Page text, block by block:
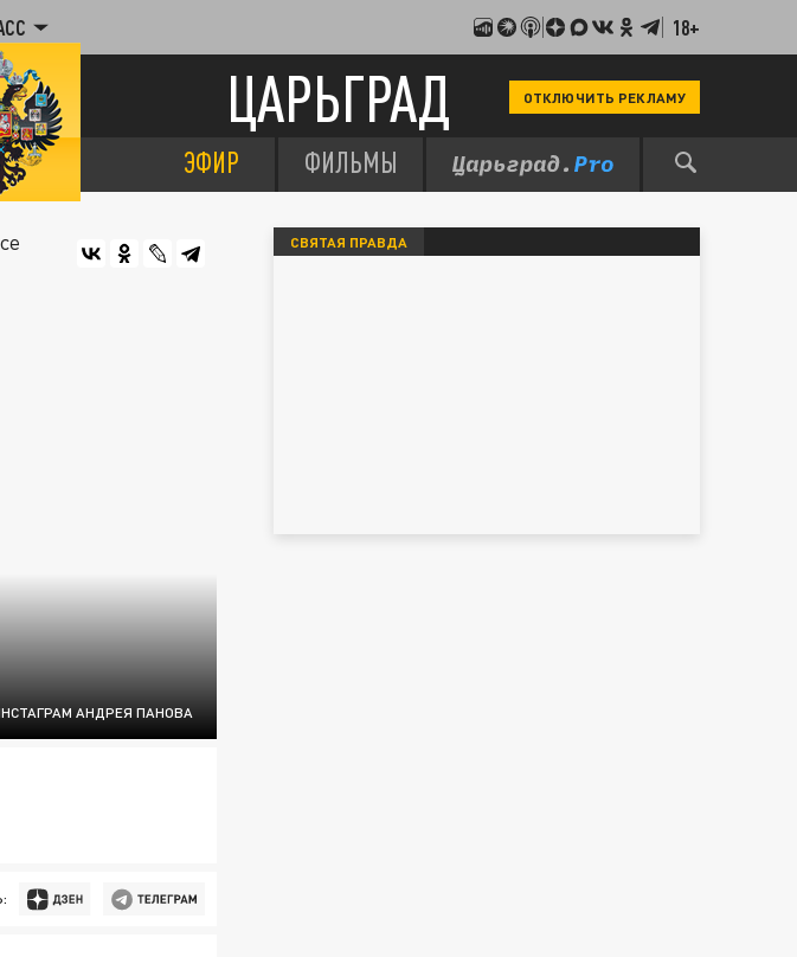
18+
ЦАРЬГРАД ОТКЛЮЧИТЬ РЕКЛАМУ
ЭФИР ФИЛЬМЫ
АНДРЕЯ ПАНОВА
СВЯТАЯ ПРАВДА